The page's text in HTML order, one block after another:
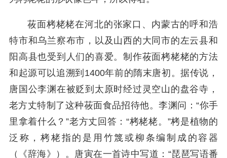
莜面栲栳栳在河北的张家口、内蒙古的呼和浩
特市和乌兰察布市，以及山西的大同市的左云县和
阳高县也受到人们的喜爱。制作莜面栲栳栳的方法
和起源可以追溯到1400年前的隋末唐初。据传说，
唐国公李渊在被贬到太原时经过灵空山的盘谷寺，
老方丈特制了这种莜面食品招待他。李渊问：“你手
里拿着什么？”老方丈回答：“栲栳栳。”栲是植物的
泛称，栲栳指的是用竹篾或柳条编制成的容器
（《辞海》）。唐寅在一首诗中写道：“琵琶写语番